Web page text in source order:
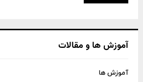
آموزش ها و مقالات
آموزش ها